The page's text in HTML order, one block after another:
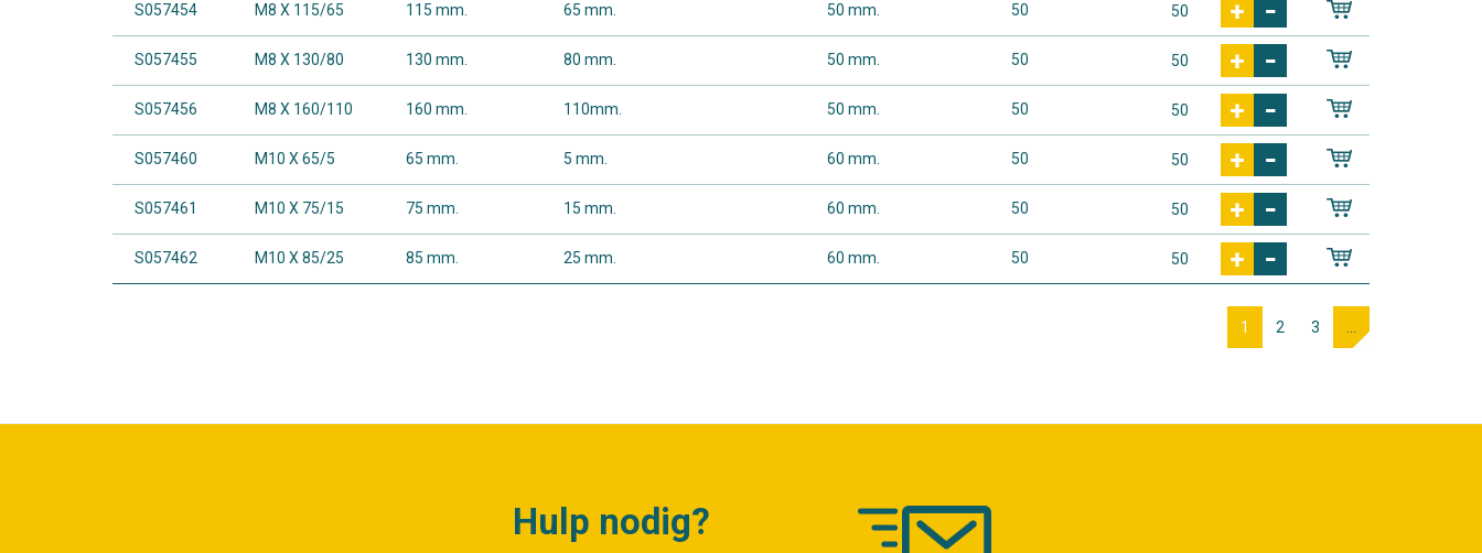
S057454 M8 X 115/65 115 mm. 65 mm. 50 mm. 50
S057455 M8 X 130/80 130 mm. 80 mm. 50 mm. 50
S057456 M8 X 160/110 160 mm. 110mm. 50 mm. 50
S057460 M10 X 65/5 65 mm. 5 mm. 60 mm. 50
S057461 M10 X 75/15 75 mm. 15 mm. 60 mm. 50
S057462 M10 X 85/25 85 mm. 25 mm. 60 mm. 50
1 2 3
Hulp nodig?